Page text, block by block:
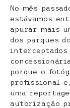
No mês
estávamos
apurar mais
dos parques
interceptados
porque o
profissional
uma
autorização